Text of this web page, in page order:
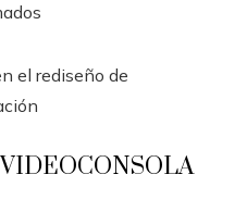
el rediseño de